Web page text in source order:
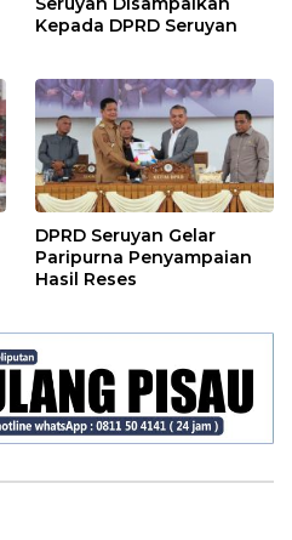
Kepada DPRD Seruyan
DPRD Seruyan Gelar
Paripurna Penyampaian
Hasil Reses